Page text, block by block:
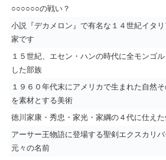
○○○○○○の戦い？
小説『デカメロン』で有名な１４世紀イタ
家です
１５世紀、エセン・ハンの時代に全モンゴ
した部族
１９６０年代末にアメリカで生まれた自然
を素材とする美術
徳川家康・秀忠・家光・家綱の４代に仕え
アーサー王物語に登場する聖剣エクスカリ
元々の名前